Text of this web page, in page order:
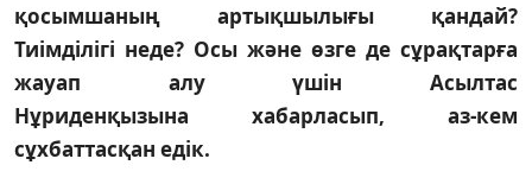
қосымшаның артықшылығы қандай?
Тиімділігі неде? Осы және өзге де сұрақтарға
жауап алу үшін Асылтас
Нұриденқызына хабарласып, аз-кем
сұхбаттасқан едік.